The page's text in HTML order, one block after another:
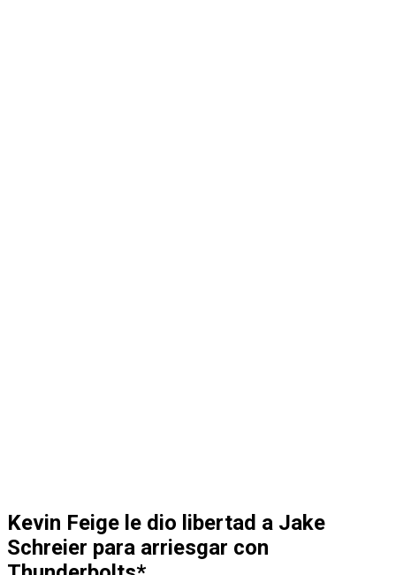
Kevin Feige le dio libertad a Jake
Schreier para arriesgar con